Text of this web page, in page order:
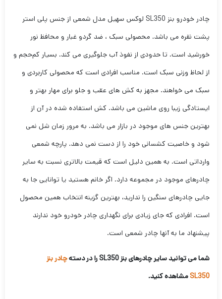
چادر خودرو بنز SL350 لوکس سهیل مدل شمعی از جنس پلی استر
پشت نقره می باشد. محصولی سبک ، ضد گردو غبار و محافظ نور
خورشید است. تا حدودی از نفوذ آب جلوگیری می کند. بسیار کم‌حجم و
از لحاظ وزنی سبک است. مناسب افرادی است که محصولی کاربردی و
سبک می خواهند. مجهز به کش های عقب و جلو برای مهار بهتر و
ایستادگی زیبا روی ماشین می باشد. کش استفاده شده در آن از
بهترین جنس های موجود در بازار می باشد. به مرور زمان شل نمی
شود و خاصیت کشسانی خود را از دست نمی دهد. پارچه شمعی
وارداتی است. به همین دلیل است که قیمت بالاتری نسبت به سایر
چادرهای موجود در مجموعه دارد. اگر خانم هستید یا توانایی جا به
جایی چادرهای سنگین را ندارید، بهترین گزینه انتخاب همین محصول
است. افرادی که جای زیادی برای نگهداری چادر خودرو خود ندارند
پیشنهاد ما به آنها چادر شمعی است.
شما می توانید سایر چادرهای بنز SL350 را در دسته
چادر بنز
SL350مشاهده کنید.